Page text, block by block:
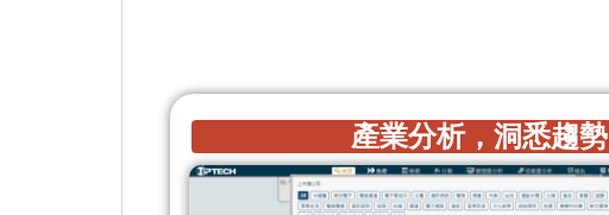
產業分析，洞悉趨勢